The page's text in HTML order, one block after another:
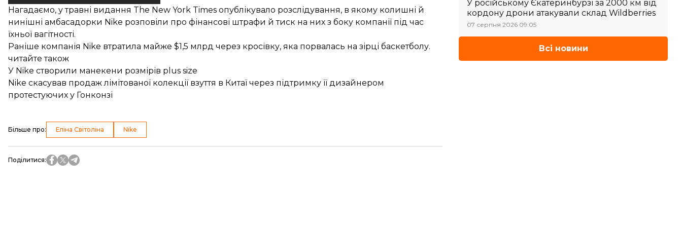
Нагадаємо, у травні видання The New York Times опублікувало розслідування, в якому колишні й
нинішні амбасадорки Nike розповіли про фінансові штрафи й тиск на них з боку компанії під час
їхньої вагітності.
Раніше компанія Nike втратила майже $1,5 млрд через кросівку, яка порвалась на зірці баскетболу.
читайте також
У Nike створили манекени розмірів plus size
Nike скасував продаж лімітованої колекції взуття в Китаї через підтримку її дизайнером
протестуючих у Гонконзі
Більше про: Еліна Світоліна Nike
Поділитися:
У російському Єкатеринбурзі за 2000 км від
кордону дрони атакували склад Wildberries
07 серпня 2026 09:05
Всі новини